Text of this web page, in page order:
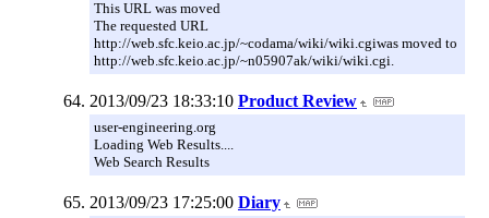
This URL was moved
The requested URL
http://web.sfc.keio.ac.jp/~codama/wiki/wiki.cgiwas moved to
http://web.sfc.keio.ac.jp/~n05907ak/wiki/wiki.cgi.
2013/09/23 18:33:10 Product Review
user-engineering.org
Loading Web Results....
Web Search Results
2013/09/23 17:25:00 Diary